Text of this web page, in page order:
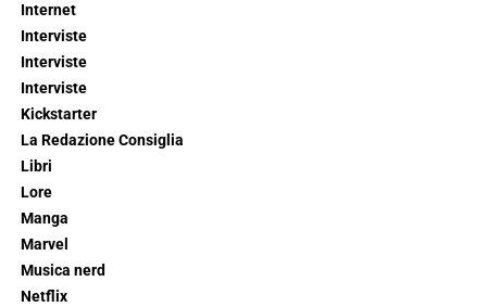
Internet
Interviste
Interviste
Interviste
Kickstarter
La Redazione Consiglia
Libri
Lore
Manga
Marvel
Musica nerd
Netflix